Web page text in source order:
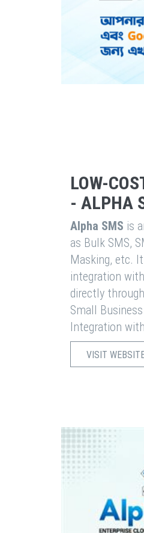
LOW-
- ALPHA
Alpha SMS is
as Bulk SMS,
Masking, etc.
integration
directly
Small
Integration
VISIT